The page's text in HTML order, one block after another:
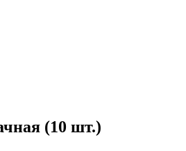
(10 шт.)